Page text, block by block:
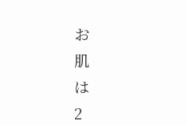
お
肌
は
2